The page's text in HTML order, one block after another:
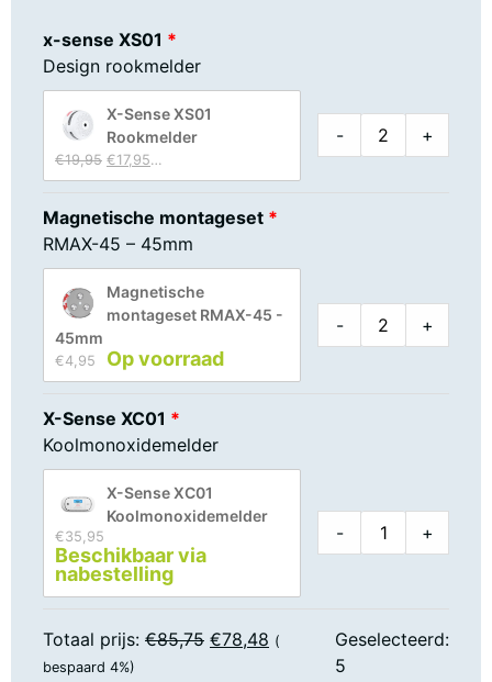
x-sense XS01
Design rookmelder
X-Sense XS01
Rookmelder
€19,95 €17,95
- +
Magnetische montageset
RMAX-45 – 45mm
Magnetische
montageset RMAX-45 -
45mm
€4,95 Op voorraad
- +
X-Sense XC01
Koolmonoxidemelder
X-Sense XC01
Koolmonoxidemelder
€35,95
Beschikbaar via
nabestelling
- +
Totaal prijs: €85,75 €78,48 (
bespaard 4%)
Geselecteerd:
5